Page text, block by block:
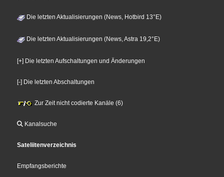
Die letzten Aktualisierungen (News, Hotbird 13°E)
Die letzten Aktualisierungen (News, Astra 19,2°E)
[+] Die letzten Aufschaltungen und Änderungen
[-] Die letzten Abschaltungen
Zur Zeit nicht codierte Kanäle (6)
Kanalsuche
Sateliitenverzeichnis
Empfangsberichte